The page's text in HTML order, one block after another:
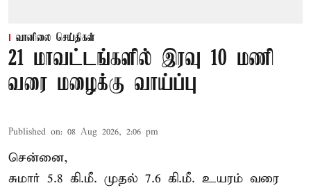
வானிலை செய்திகள்
21 மாவட்டங்களில் இரவு 10 மணி
வரை மழைக்கு வாய்ப்பு
Published on: 08 Aug 2026, 2:06 pm
சென்னை,
சுமார் 5.8 கி.மீ. முதல் 7.6 கி.மீ. உயரம் வரை